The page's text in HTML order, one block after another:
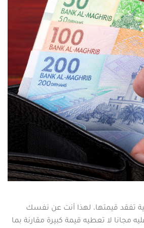
تفقد قيمتها، لهذا أنت عن نفسك
مجانا لا تعطيه قيمة كبيرة مقارنة بما